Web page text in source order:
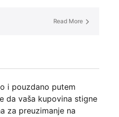
Read More
i pouzdano putem
da vaša kupovina stigne
za preuzimanje na